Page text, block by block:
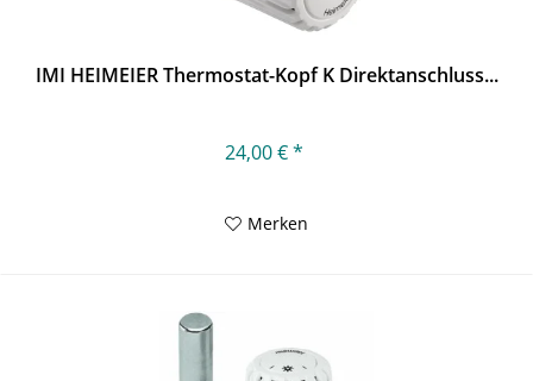
IMI HEIMEIER Thermostat-Kopf K Direktanschluss...
24,00 € *
Merken